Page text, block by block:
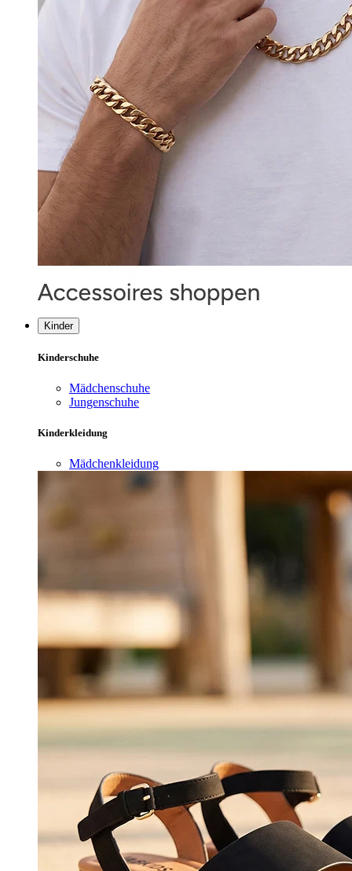
Kinder
Kinderschuhe
Mädchenschuhe
Jungenschuhe
Kinderkleidung
Mädchenkleidung